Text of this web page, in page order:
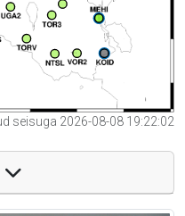
seisuga 2026-08-08 19:22:02